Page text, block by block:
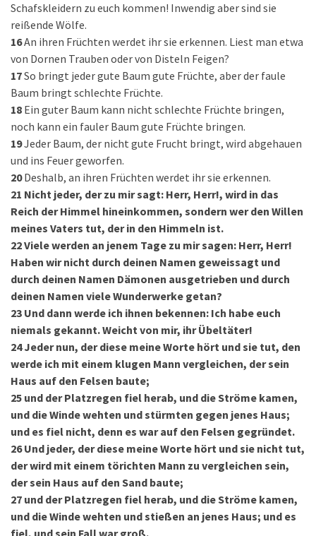
Schafskleidern zu euch kommen! Inwendig aber sind sie
reißende Wölfe.
16An ihren Früchten werdet ihr sie erkennen. Liest man etwa
von Dornen Trauben oder von Disteln Feigen?
17So bringt jeder gute Baum gute Früchte, aber der faule
Baum bringt schlechte Früchte.
18 Ein guter Baum kann nicht schlechte Früchte bringen,
noch kann ein fauler Baum gute Früchte bringen.
19Jeder Baum, der nicht gute Frucht bringt, wird abgehauen
und ins Feuer geworfen.
20 Deshalb, an ihren Früchten werdet ihr sie erkennen.
21 Nicht jeder, der zu mir sagt: Herr, Herr!, wird in das
Reich der Himmel hineinkommen, sondern wer den Willen
meines Vaters tut, der in den Himmeln ist.
22Viele werden an jenem Tage zu mir sagen: Herr, Herr!
Haben wir nicht durch deinen Namen geweissagt und
durch deinen Namen Dämonen ausgetrieben und durch
deinen Namen viele Wunderwerke getan?
23 Und dann werde ich ihnen bekennen: Ich habe euch
niemals gekannt. Weicht von mir, ihr Übeltäter!
24 Jeder nun, der diese meine Worte hört und sie tut, den
werde ich mit einem klugen Mann vergleichen, der sein
Haus auf den Felsen baute;
25 und der Platzregen fiel herab, und die Ströme kamen,
und die Winde wehten und stürmten gegen jenes Haus;
und es fiel nicht, denn es war auf den Felsen gegründet.
26 Und jeder, der diese meine Worte hört und sie nicht tut,
der wird mit einem törichten Mann zu vergleichen sein,
der sein Haus auf den Sand baute;
27 und der Platzregen fiel herab, und die Ströme kamen,
und die Winde wehten und stießen an jenes Haus; und es
fiel, und sein Fall war groß.